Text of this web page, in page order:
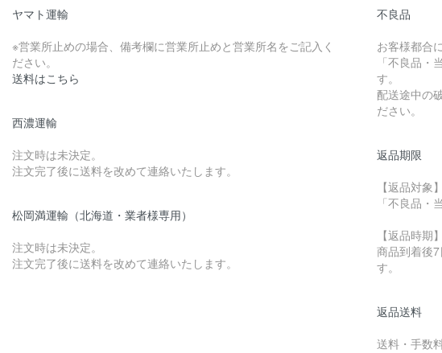
ヤマト運輸
※営業所止めの場合、備考欄に営業所止めと営業所名をご記入く
ださい。
送料はこちら
西濃運輸
注文時は未決定。
注文完了後に送料を改めて連絡いたします。
松岡満運輸（北海道・業者様専用）
注文時は未決定。
注文完了後に送料を改めて連絡いたします。
不良品
お客様都合
「不良品・
す。
配送途中の
ださい。
返品期限
【返品対象】
「不良品・
【返品時期】
商品到着後
す。
返品送料
送料・手数